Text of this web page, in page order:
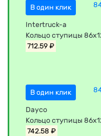
В один клик
Intertruck-a
Кольцо ступицы
712.59 ₽
В один клик
Dayco
Кольцо ступицы
742.58 ₽